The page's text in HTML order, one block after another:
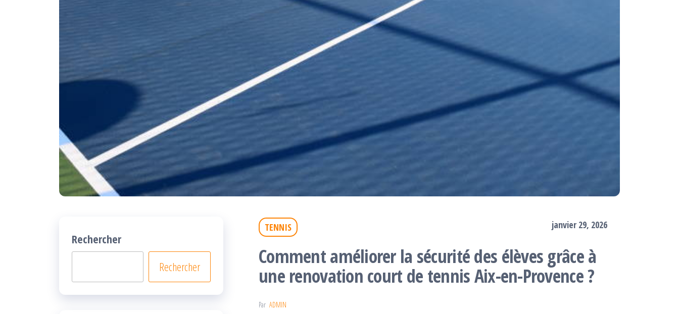
TENNIS janvier 29, 2026
Comment améliorer la sécurité des élèves grâce à
une renovation court de tennis Aix-en-Provence ?
Par ADMIN
Rechercher
Rechercher